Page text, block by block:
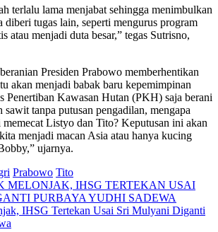
terlalu lama menjabat sehingga menimbulkan
diberi tugas lain, seperti mengurus program
atau menjadi duta besar,” tegas Sutrisno,
Presiden Prabowo memberhentikan
akan menjadi babak baru kepemimpinan
Penertiban Kawasan Hutan (PKH) saja berani
tanpa putusan pengadilan, mengapa
memecat Listyo dan Tito? Keputusan ini akan
menjadi macan Asia atau hanya kucing
ujarnya.
Prabowo Tito
IHSG Tertekan Usai Sri Mulyani Diganti